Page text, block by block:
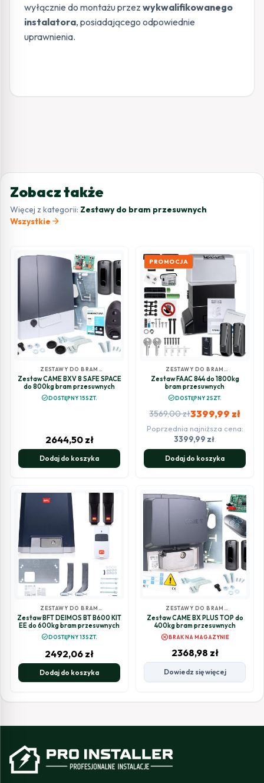
wyłącznie do montażu przez wykwalifikowanego
instalatora, posiadającego odpowiednie
uprawnienia.
Zobacz także
Więcej z kategorii: Zestawy do bram przesuwnych
Wszystkie arrow_forward
ZESTAWY DO BRAM
PRZESUWNYCH
Zestaw CAME BXV 8 SAFE SPACE
do 800kg bram przesuwnych
check_circleDOSTĘPNY 15SZT.
2644,50 zł
Dodaj do koszyka
PROMOCJA
ZESTAWY DO BRAM
PRZESUWNYCH
Zestaw FAAC 844 do 1800kg
bram przesuwnych
check_circleDOSTĘPNY 2SZT.
3569,00zł
Pierwotna
cena
wynosiła:
3399,99 zł
Aktualna
cena
wynosi:
Poprzednia najniższa cena:
3399,99 zł.
Dodaj do koszyka
ZESTAWY DO BRAM
PRZESUWNYCH
Zestaw BFT DEIMOS BT B600 KIT
EE do 600kg bram przesuwnych
check_circleDOSTĘPNY 13SZT.
2492,06 zł
Dodaj do koszyka
ZESTAWY DO BRAM
PRZESUWNYCH
Zestaw CAME BX PLUS TOP do
400kg bram przesuwnych
cancelBRAK NA MAGAZYNIE
2368,98 zł
Dowiedz się więcej